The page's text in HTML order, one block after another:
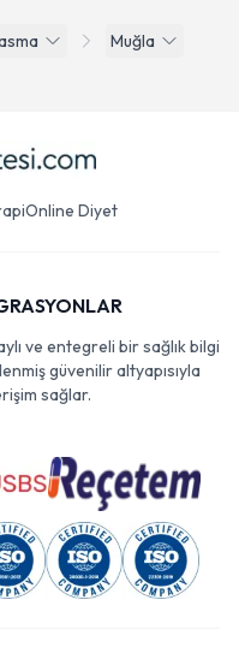
Muğla
Online Diyet
ve entegreli bir sağlık bilgi
güvenilir altyapısıyla
sağlar.